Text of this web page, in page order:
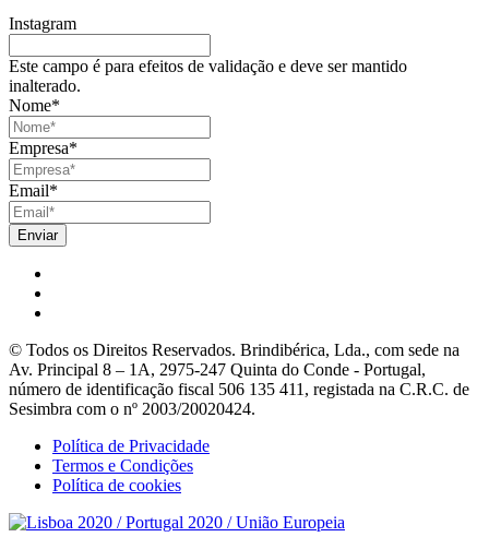
Instagram
Este campo é para efeitos de validação e deve ser mantido
inalterado.
Nome*
Empresa*
Email*
© Todos os Direitos Reservados. Brindibérica, Lda., com sede na
Av. Principal 8 – 1A, 2975-247 Quinta do Conde - Portugal,
número de identificação fiscal 506 135 411, registada na C.R.C. de
Sesimbra com o nº 2003/20020424.
Política de Privacidade
Termos e Condições
Política de cookies